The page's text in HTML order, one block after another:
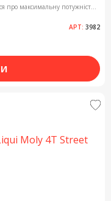
про максимальну потужніст...
АРТ: 3982